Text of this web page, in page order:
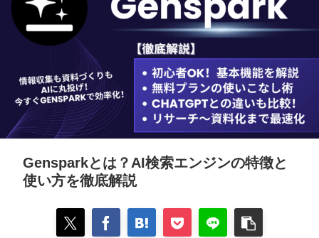
Gensparkとは？AI検索エンジンの特徴と
使い方を徹底解説